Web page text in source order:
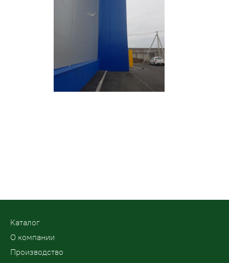
Kаталог
О компании
Производство